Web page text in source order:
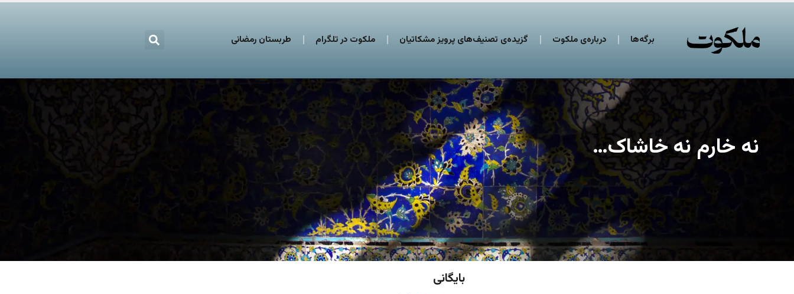
برگه‌ها درباره‌ی ملکوت گزیده‌ی تصنیف‌های پرویز مشکاتیان ملکوت در تلگرام طربستان رمضانی
نه خارم نه خاشاک…
بایگانی